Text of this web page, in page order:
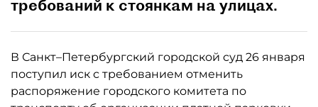
требований к стоянкам на улицах.
В Санкт–Петербургский городской суд 26 января
поступил иск с требованием отменить
распоряжение городского комитета по